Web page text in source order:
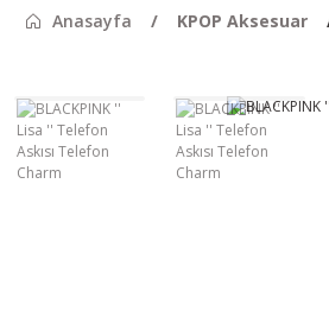
Anasayfa KPOP Aksesuar